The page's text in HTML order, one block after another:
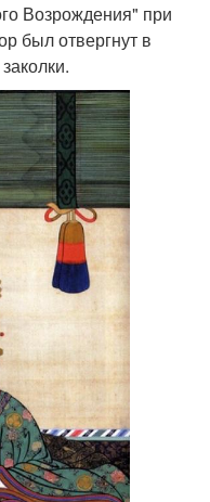
Возрождения" при
был отвергнут в